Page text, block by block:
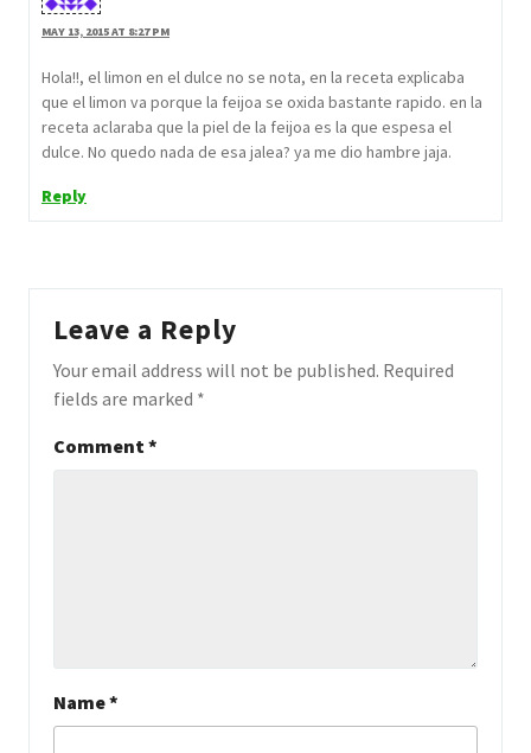
MAY 13, 2015 AT 8:27 PM
Hola!!, el limon en el dulce no se nota, en la receta explicaba
que el limon va porque la feijoa se oxida bastante rapido. en la
receta aclaraba que la piel de la feijoa es la que espesa el
dulce. No quedo nada de esa jalea? ya me dio hambre jaja.
Reply
Leave a Reply
Your email address will not be published. Required
fields are marked *
Comment *
Name*